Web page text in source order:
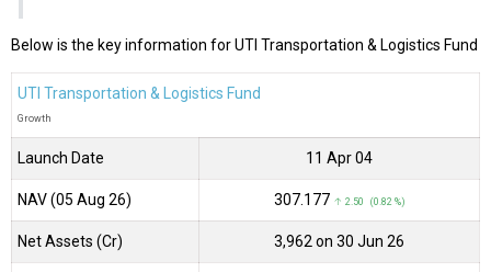
Below is the key information for UTI Transportation & Logistics Fund
UTI Transportation & Logistics Fund
Growth
Launch Date 11 Apr 04
NAV (05 Aug 26) ₹307.177 ↑ 2.50 (0.82 %)
Net Assets (Cr) ₹3,962 on 30 Jun 26